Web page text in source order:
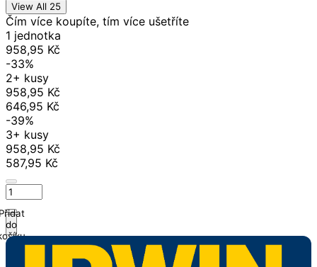
View All 25
Čím více koupíte, tím více ušetříte
1 jednotka
958,95 Kč
-33%
2+ kusy
958,95 Kč
646,95 Kč
-39%
3+ kusy
958,95 Kč
587,95 Kč
do